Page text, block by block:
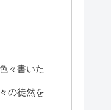
々書いた
の徒然を